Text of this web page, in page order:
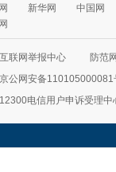
新华网
中国网
互联网举报中心
防范
京公网安备110105000081
12300电信用户申诉受理中